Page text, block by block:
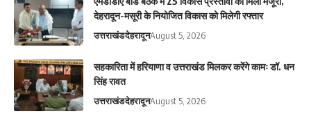
देहरादून-मसूरी के नियोजित विकास को मिलेगी रफ्तार
उत्तराखंडदेहरादूनAugust 5, 2026
सहकारिता में हरियाणा व उत्तराखंड मिलकर करेंगे कामः डॉ. धन
सिंह रावत
उत्तराखंडदेहरादूनAugust 5, 2026